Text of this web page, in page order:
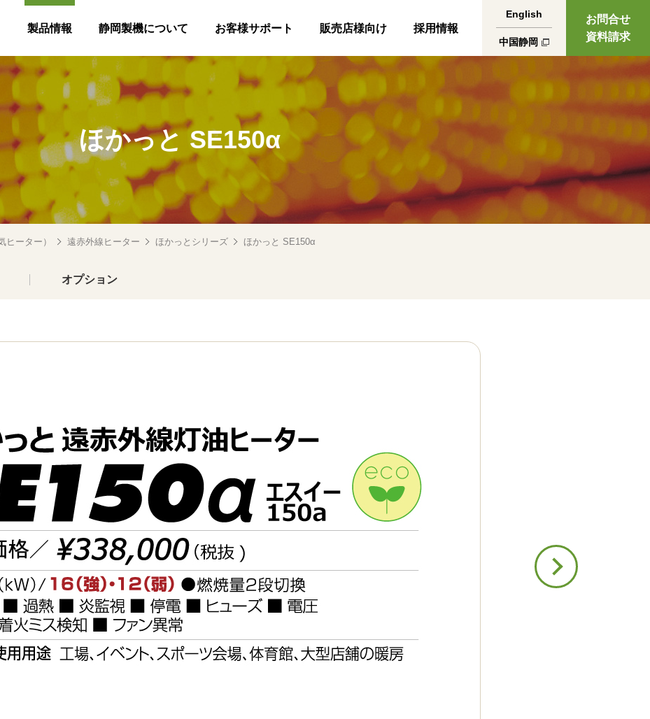
製品情報 静岡製機について お客様サポート 販売店様向け 採用情報
English
中国静岡
お問合せ
資料請求
ほかっと SE150α
ーター） 遠赤外線ヒーター ほかっとシリーズ ほかっと SE150α
オプション